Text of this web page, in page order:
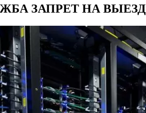
ЗАПРЕТ НА ВЫЕЗД